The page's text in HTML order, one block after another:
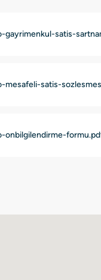
gayrimenkul-satis-
mesafeli-satis-
onbilgilendirme-